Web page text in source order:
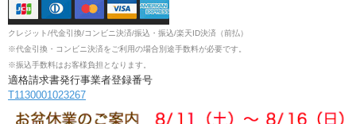
クレジット/代金引換/コンビニ決済/振込・振込/楽天ID決済（前払）
※代金引換・コンビニ決済をご利用の場合別途手数料が必要です。
※振込手数料はお客様負担となります。
適格請求書発行事業者登録番号
T1130001023267